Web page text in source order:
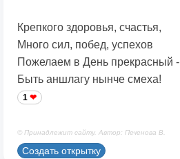
Крепкого здоровья, счастья,
Много сил, побед, успехов
Пожелаем в День прекрасный -
Быть аншлагу нынче смеха!
1
© Принадлежит сайту. Автор: Печенова В.
Создать открытку